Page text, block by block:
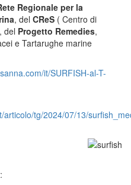
Regionale per la
, del CReS ( Centro di
, del Progetto Remedies,
e Tartarughe marine
it/SURFISH-al-T-
articolo/tg/2024/07/13/